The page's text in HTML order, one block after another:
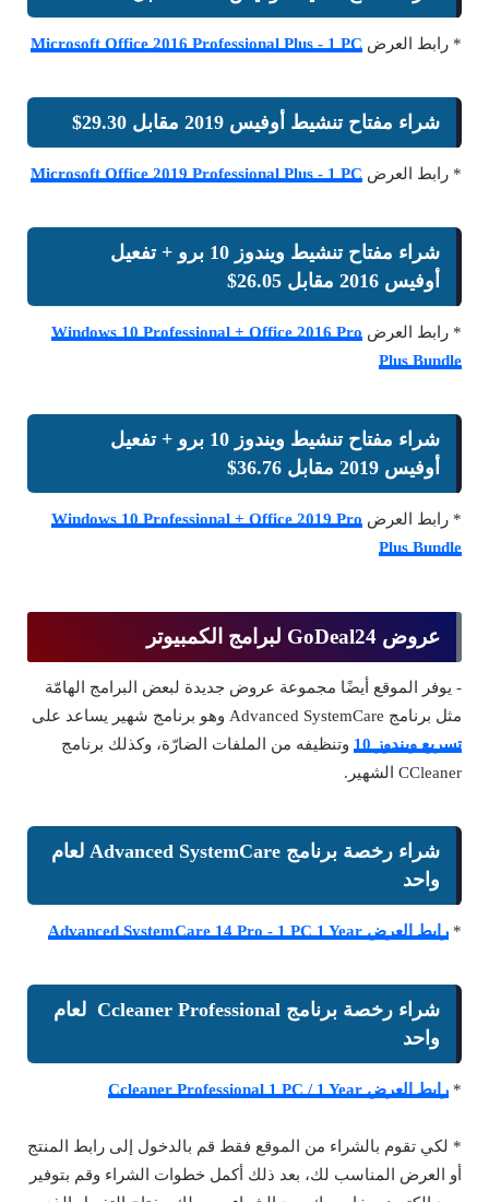
* رابط العرض Microsoft Office 2016 Professional Plus - 1 PC
شراء مفتاح تنشيط أوفيس 2019 مقابل 29.30$
* رابط العرض Microsoft Office 2019 Professional Plus - 1 PC
شراء مفتاح تنشيط ويندوز 10 برو + تفعيل
أوفيس 2016 مقابل 26.05$
* رابط العرض Windows 10 Professional + Office 2016 Pro
Plus Bundle
شراء مفتاح تنشيط ويندوز 10 برو + تفعيل
أوفيس 2019 مقابل 36.76$
* رابط العرض Windows 10 Professional + Office 2019 Pro
Plus Bundle
عروض GoDeal24 لبرامج الكمبيوتر
- يوفر الموقع أيضًا مجموعة عروض جديدة لبعض البرامج الهامّة
مثل برنامج Advanced SystemCare وهو برنامج شهير يساعد على
تسريع ويندوز 10
وتنظيفه من الملفات الضارّة، وكذلك برنامج
CCleaner الشهير.
شراء رخصة برنامج Advanced SystemCare لعام
واحد
* رابط العرض Advanced SystemCare 14 Pro - 1 PC 1 Year
شراء رخصة برنامج Ccleaner Professional لعام
واحد
* رابط العرض Ccleaner Professional 1 PC / 1 Year
* لكي تقوم بالشراء من الموقع فقط قم بالدخول إلى رابط المنتج
أو العرض المناسب لك، بعد ذلك أكمل خطوات الشراء وقم بتوفير